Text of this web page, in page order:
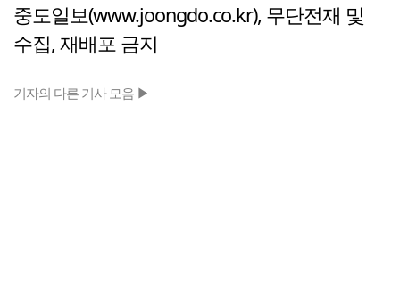
중도일보(www.joongdo.co.kr), 무단전재 및
수집, 재배포 금지
기자의 다른 기사 모음 ▶